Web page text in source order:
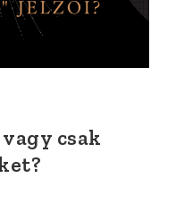
csak